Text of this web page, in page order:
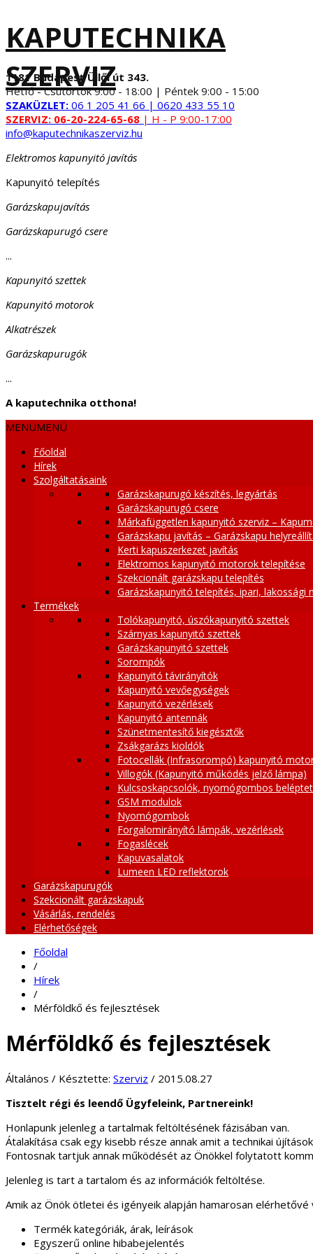
KAPUTECHNIKA
SZERVIZ
1181 Budapest Üllői út 343.
Hétfő - Csütörtök 9:00 - 18:00 | Péntek 9:00 - 15:00
SZAKÜZLET: 06 1 205 41 66 | 0620 433 55 10
SZERVIZ: 06-20-224-65-68 | H - P 9:00-17:00
info@kaputechnikaszerviz.hu
Elektromos kapunyitó javítás
Kapunyitó telepítés
Garázskapujavítás
Garázskapurugó csere
...
Kapunyitó szettek
Kapunyitó motorok
Alkatrészek
Garázskapurugók
...
A kaputechnika otthona!
MENÜMENÜ
Főoldal
Hírek
Szolgáltatásaink
Garázskapurugó készítés, legyártás
Garázskapurugó csere
Márkafüggetlen kapunyitó szerviz –
Garázskapu javítás – Garázskapu
Kerti kapuszerkezet javítás
Elektromos kapunyitó motorok telepítése
Szekcionált garázskapu telepítés
Garázskapunyitó telepítés, ipari, lakossági
Termékek
Tolókapunyitó, úszókapunyitó szettek
Szárnyas kapunyitó szettek
Garázskapunyitó szettek
Sorompók
Kapunyitó távirányítók
Kapunyitó vevőegységek
Kapunyitó vezérlések
Kapunyitó antennák
Szünetmentesítő kiegésztők
Zsákgarázs kioldók
Fotocellák (Infrasorompó) kapunyitó
Villogók (Kapunyitó működés jelző lámpa)
Kulcsoskapcsolók, nyomógombos
GSM modulok
Nyomógombok
Forgalomirányító lámpák, vezérlések
Fogaslécek
Kapuvasalatok
Lumeen LED reflektorok
Garázskapurugók
Szekcionált garázskapuk
Vásárlás, rendelés
Elérhetőségek
Főoldal
/
Hírek
/
Mérföldkő és fejlesztések
Mérföldkő és fejlesztések
Általános / Késztette: Szerviz / 2015.08.27
Tisztelt régi és leendő Ügyfeleink, Partnereink!
Honlapunk jelenleg a tartalmak feltöltésének fázisában van.
Átalakítása csak egy kisebb része annak amit a technikai
Fontosnak tartjuk annak működését az Önökkel folytatott
Jelenleg is tart a tartalom és az információk feltöltése.
Amik az Önök ötletei és igényeik alapján hamarosan elérhetővé
Termék kategóriák, árak, leírások
Egyszerű online hibabejelentés